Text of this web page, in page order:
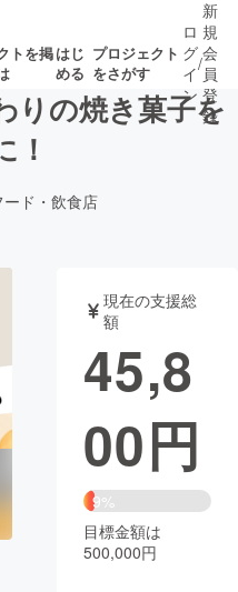
トを掲はじ
める
プロジェクト
をさがす
募集終了が近いプ
ロジェクト
音楽
ト ゲーム・
書籍・雑誌
チャレンジ
ロ
グ
イ
ン
/
新
規
会
員
登
録
りの焼き菓子を
！
ード・飲食店
現在の支援総
額
45,8
00円
9%
目標金額は
500,000円